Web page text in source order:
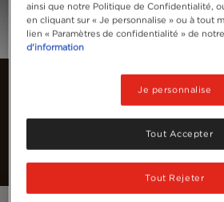
ainsi que notre Politique de Confidentialité,
en cliquant sur « Je personnalise » ou à tout
lien « Paramètres de confidentialité » de
d'information
Je personnalise
Tout Rejeter
Tout Accepter